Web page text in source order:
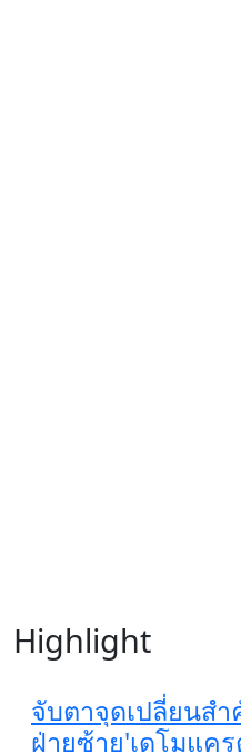
Highlight
จับตาจุดเปลี่ยนสำ
ฝ่ายซ้าย'เดโมแค